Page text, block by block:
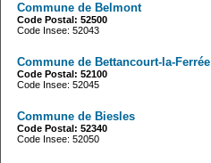
Commune de Belmont
Code Postal: 52500
Code Insee: 52043
Commune de Bettancourt-la-Ferrée
Code Postal: 52100
Code Insee: 52045
Commune de Biesles
Code Postal: 52340
Code Insee: 52050